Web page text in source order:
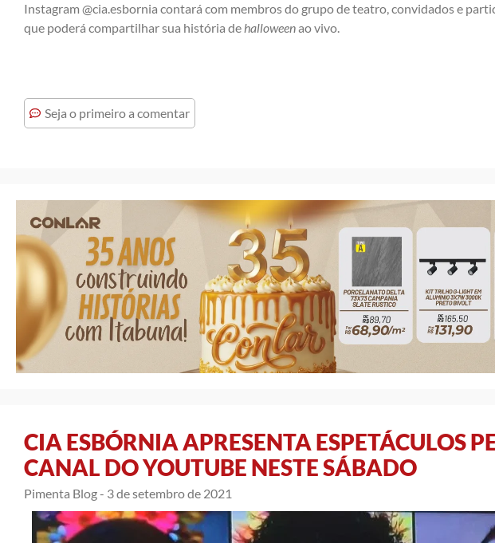
Instagram @cia.esbornia contará com membros do grupo de teatro, convidados e
que poderá compartilhar sua história dehalloweenao vivo.
Seja o primeiro a comentar
CIA ESBÓRNIA APRESENTA ESPETÁCULOS
CANAL DO YOUTUBE NESTE SÁBADO
Pimenta Blog - 3 de setembro de 2021